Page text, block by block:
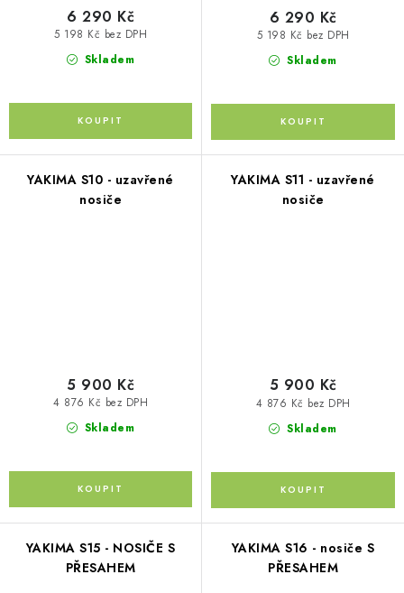
Skladem
5 198 Kč bez DPH
6 290 Kč
Skladem
5 198 Kč bez DPH
6 290 Kč
YAKIMA S10 - uzavřené
nosiče
Skladem
4 876 Kč bez DPH
5 900 Kč
YAKIMA S11 - uzavřené
nosiče
Skladem
4 876 Kč bez DPH
5 900 Kč
YAKIMA S15 - NOSIČE S
PŘESAHEM
YAKIMA S16 - nosiče S
PŘESAHEM